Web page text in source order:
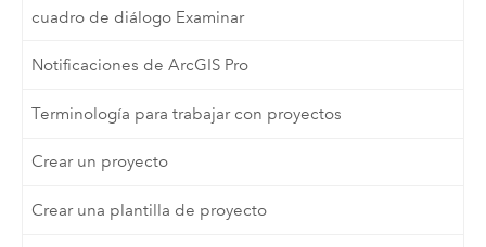
cuadro de diálogo Examinar
Notificaciones de ArcGIS Pro
Terminología para trabajar con proyectos
Crear un proyecto
Crear una plantilla de proyecto